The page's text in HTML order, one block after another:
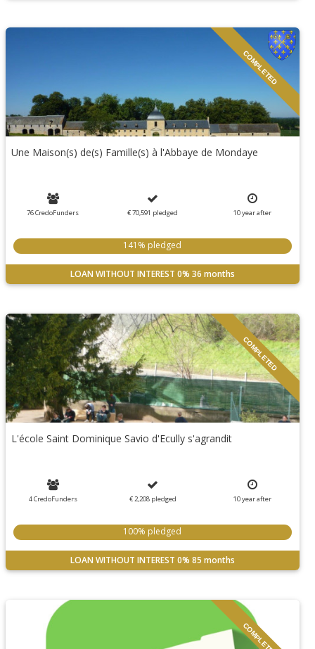
COMPLETED
Une Maison(s) de(s) Famille(s) à l'Abbaye de Mondaye
76 CredoFunders € 70,591 pledged 10yearafter
141% pledged
LOAN WITHOUT INTEREST 0% 36 months
COMPLETED
L'école Saint Dominique Savio d'Ecully s'agrandit
4 CredoFunders € 2,208 pledged 10yearafter
100% pledged
LOAN WITHOUT INTEREST 0% 85 months
COMPLETED